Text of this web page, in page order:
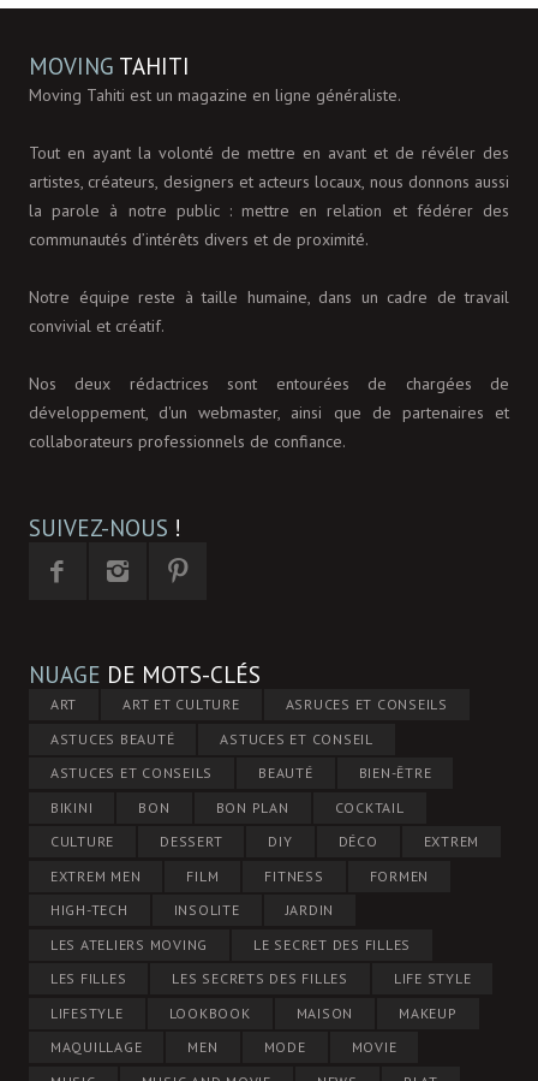
MOVING TAHITI
Moving Tahiti est un magazine en ligne généraliste.
Tout en ayant la volonté de mettre en avant et de révéler des
artistes, créateurs, designers et acteurs locaux, nous donnons aussi
la parole à notre public : mettre en relation et fédérer des
communautés d’intérêts divers et de proximité.
Notre équipe reste à taille humaine, dans un cadre de travail
convivial et créatif.
Nos deux rédactrices sont entourées de chargées de
développement, d'un webmaster, ainsi que de partenaires et
collaborateurs professionnels de confiance.
SUIVEZ-NOUS !
NUAGE DE MOTS-CLÉS
ART ART ET CULTURE
ASRUCES ET CONSEILS
ASTUCES BEAUTÉ
ASTUCES ET CONSEIL
ASTUCES ET CONSEILS
BEAUTÉ
BIEN-ÊTRE
BIKINI
BON BON PLAN
COCKTAIL
CULTURE
DESSERT DIY DÉCO
EXTREM
EXTREM MEN
FILM FITNESS
FORMEN
HIGH-TECH
INSOLITE
JARDIN
LES ATELIERS MOVING
LE SECRET DES FILLES
LES FILLES
LES SECRETS DES FILLES
LIFE STYLE
LIFESTYLE
LOOKBOOK MAISON
MAKEUP
MAQUILLAGE
MEN MODE
MOVIE